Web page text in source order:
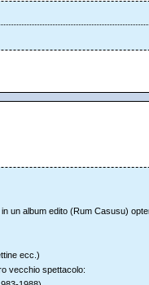
un album edito (Rum Casusu)
ecc.)
vecchio spettacolo: